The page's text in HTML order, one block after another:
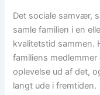
Det sociale samvær,
samle familien i en
kvalitetstid sammen.
familiens
oplevelse ud af det,
langt ude i fremtiden.